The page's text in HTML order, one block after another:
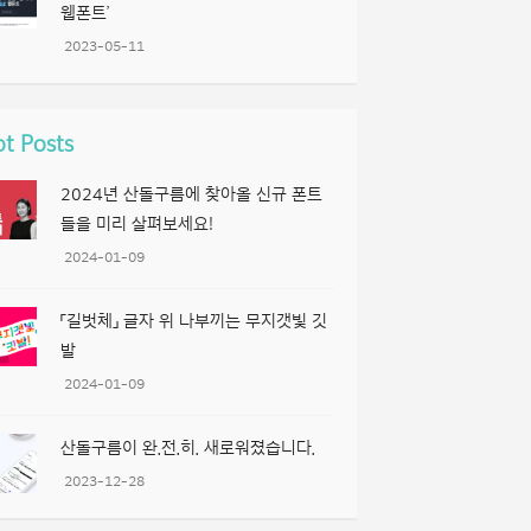
웹폰트’
2023-05-11
Posts
2024년 산돌구름에 찾아올 신규 폰트
들을 미리 살펴보세요!
2024-01-09
「길벗체」 글자 위 나부끼는 무지갯빛 깃
발
2024-01-09
산돌구름이 완.전.히. 새로워졌습니다.
2023-12-28